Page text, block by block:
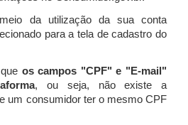
da utilização da sua conta
para a tela de cadastro do
os campos "CPF" e "E-mail"
, ou seja, não existe a
um consumidor ter o mesmo CPF